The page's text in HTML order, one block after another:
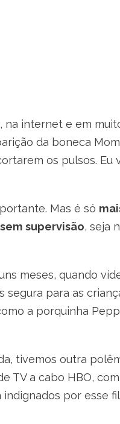
na internet e em
da boneca
os pulsos. Eu
Mas é só
supervisão, seja
meses, quando
segura para as
a porquinha
tivemos outra
TV a cabo HBO,
indignados por esse